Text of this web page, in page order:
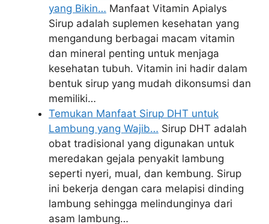
yang Bikin… Manfaat Vitamin Apialys
Sirup adalah suplemen kesehatan yang
mengandung berbagai macam vitamin
dan mineral penting untuk menjaga
kesehatan tubuh. Vitamin ini hadir dalam
bentuk sirup yang mudah dikonsumsi dan
memiliki…
Temukan Manfaat Sirup DHT untuk
Lambung yang Wajib… Sirup DHT adalah
obat tradisional yang digunakan untuk
meredakan gejala penyakit lambung
seperti nyeri, mual, dan kembung. Sirup
ini bekerja dengan cara melapisi dinding
lambung sehingga melindunginya dari
asam lambung…